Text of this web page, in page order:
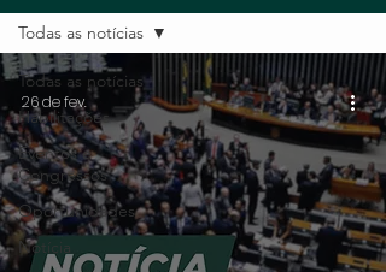
Todas as notícias
Habilitações
Eventos e
Congressos
Oportunidades
Notícia
Todas as notícias
26 de fev.